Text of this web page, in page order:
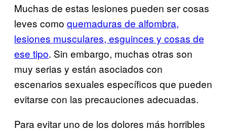
Muchas de estas lesiones pueden ser cosas
leves como quemaduras de alfombra,
lesiones musculares, esguinces y cosas de
ese tipo. Sin embargo, muchas otras son
muy serias y están asociados con
escenarios sexuales específicos que pueden
evitarse con las precauciones adecuadas.
Para evitar uno de los dolores más horribles